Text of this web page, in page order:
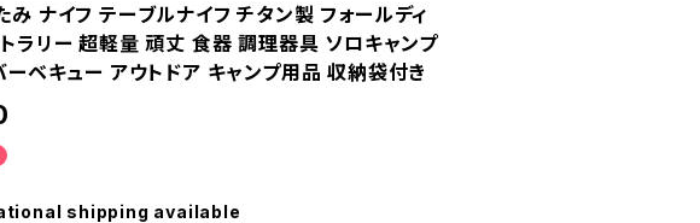
み ナイフ テーブルナイフ チタン製 フォールディ
ラリー 超軽量 頑丈 食器 調理器具 ソロキャンプ
ベキュー アウトドア キャンプ用品 収納袋付き
shipping available